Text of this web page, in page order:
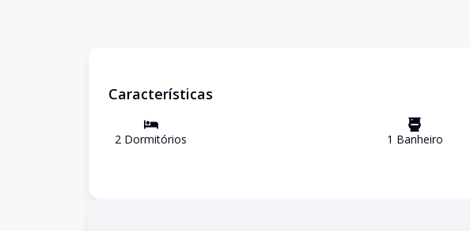
Características
2 Dormitórios 1 Banheiro